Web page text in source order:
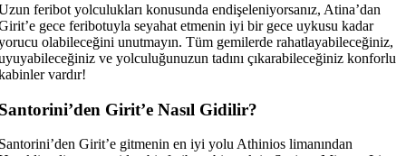
feribot yolculukları konusunda endişeleniyorsanız, Atina’dan
gece feribotuyla seyahat etmenin iyi bir gece uykusu kadar
olabileceğini unutmayın. Tüm gemilerde rahatlayabileceğiniz,
ve yolculuğunuzun tadını çıkarabileceğiniz konforlu
vardır!
Girit’e Nasıl Gidilir?
Girit’e gitmenin en iyi yolu Athinios limanından